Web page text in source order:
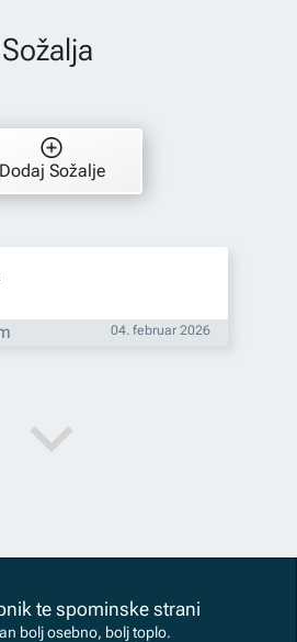
Sožalja
Dodaj Sožalje
04. februar 2026
te spominske strani
bolj osebno, bolj toplo.